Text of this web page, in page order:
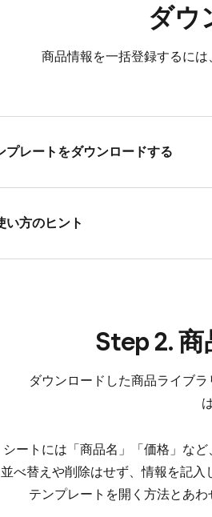
ダウ
商品情報を​一括登録するに
プレートを​ダウンロードする
い方の​ヒント
Step 2.
ダウンロードした​商品ライブ
シートには​「商品名」​「価格」な
並べ替えや​削除は​せず、​情報を​記
テンプレートを​開く​方法と​あ